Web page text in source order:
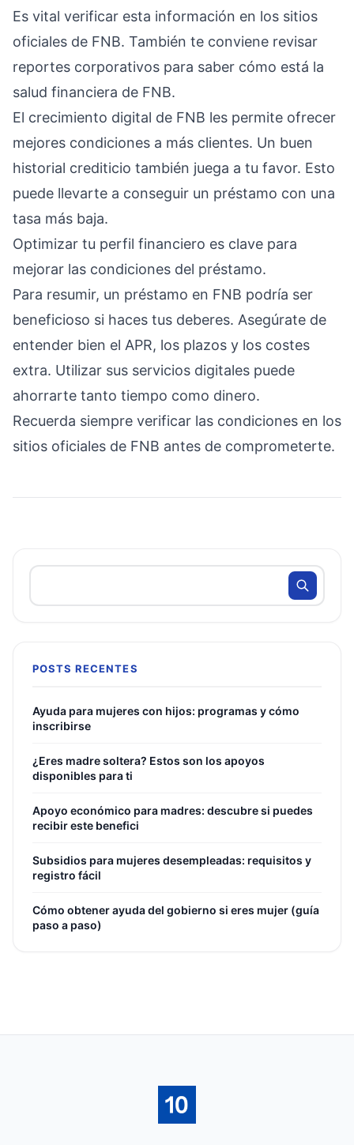
Es vital verificar esta información en los sitios
oficiales de FNB. También te conviene revisar
reportes corporativos para saber cómo está la
salud financiera de FNB.
El crecimiento digital de FNB les permite ofrecer
mejores condiciones a más clientes. Un buen
historial crediticio también juega a tu favor. Esto
puede llevarte a conseguir un préstamo con una
tasa más baja.
Optimizar tu perfil financiero es clave para
mejorar las condiciones del préstamo.
Para resumir, un préstamo en FNB podría ser
beneficioso si haces tus deberes. Asegúrate de
entender bien el APR, los plazos y los costes
extra. Utilizar sus servicios digitales puede
ahorrarte tanto tiempo como dinero.
Recuerda siempre verificar las condiciones en los
sitios oficiales de FNB antes de comprometerte.
POSTS RECENTES
Ayuda para mujeres con hijos: programas y cómo
inscribirse
¿Eres madre soltera? Estos son los apoyos
disponibles para ti
Apoyo económico para madres: descubre si puedes
recibir este benefici
Subsidios para mujeres desempleadas: requisitos y
registro fácil
Cómo obtener ayuda del gobierno si eres mujer (guía
paso a paso)